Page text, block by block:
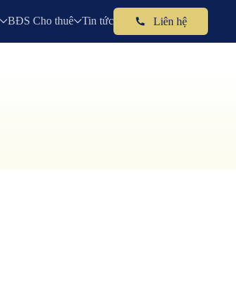
BĐS Cho thuê Tin tức Liên hệ